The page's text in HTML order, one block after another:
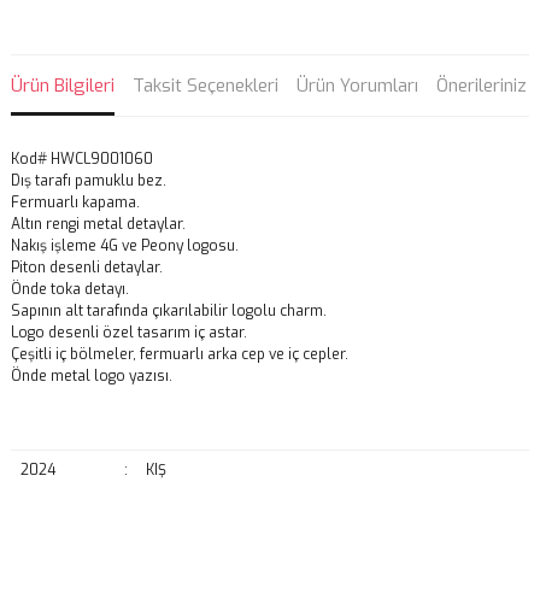
Ürün Bilgileri Taksit Seçenekleri Ürün Yorumları Önerileriniz
Kod# HWCL9001060
Dış tarafı pamuklu bez.
Fermuarlı kapama.
Altın rengi metal detaylar.
Nakış işleme 4G ve Peony logosu.
Piton desenli detaylar.
Önde toka detayı.
Sapının alt tarafında çıkarılabilir logolu charm.
Logo desenli özel tasarım iç astar.
Çeşitli iç bölmeler, fermuarlı arka cep ve iç cepler.
Önde metal logo yazısı.
2024 : KIŞ